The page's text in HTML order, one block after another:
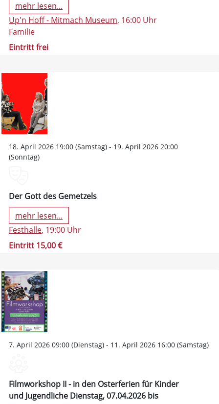
mehr lesen...
Up'n Hoff - Mitmach Museum, 16:00 Uhr
Familie
Eintritt frei
18. April 2026 19:00 (Samstag) - 19. April 2026 20:00
(Sonntag)
Der Gott des Gemetzels
mehr lesen...
Festhalle, 19:00 Uhr
Eintritt 15,00 €
7. April 2026 09:00 (Dienstag) - 11. April 2026 16:00 (Samstag)
Filmworkshop II - in den Osterferien für Kinder
und Jugendliche Dienstag, 07.04.2026 bis